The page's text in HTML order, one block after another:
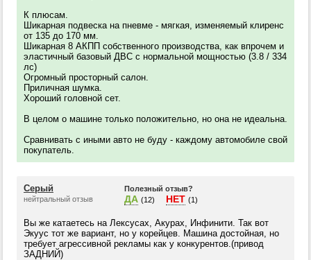
К плюсам.
Шикарная подвеска на пневме - мягкая, изменяемый клиренс
от 135 до 170 мм.
Шикарная 8 АКПП собственного производства, как впрочем и
эластичный базовый ДВС с нормальной мощностью (3.8 / 334
лс)
Огромный просторный салон.
Приличная шумка.
Хороший головной сет.
В целом о машине только положительно, но она не идеальна.
Сравнивать с иными авто не буду - каждому автомобиле свой
покупатель.
Серый
нейтральный отзыв
Полезный отзыв?
ДА (12) НЕТ (1)
Вы же катаетесь на Лексусах, Акурах, Инфинити. Так вот
Экуус тот же вариант, но у корейцев. Машина достойная, но
требует агрессивной рекламы как у конкурентов.(привод
ЗАДНИЙ)